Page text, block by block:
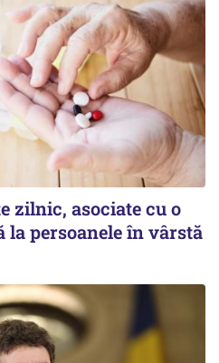
zilnic, asociate cu o
la persoanele în vârstă